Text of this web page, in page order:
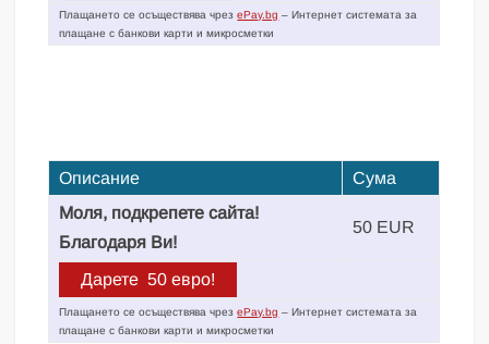
Плащането се осъществява чрезePay.bg – Интернет системата за
плащане с банкови карти и микросметки
Описание
Сума
Моля, подкрепете сайта!
Благодаря Ви!
50 EUR
Плащането се осъществява чрезePay.bg – Интернет системата за
плащане с банкови карти и микросметки